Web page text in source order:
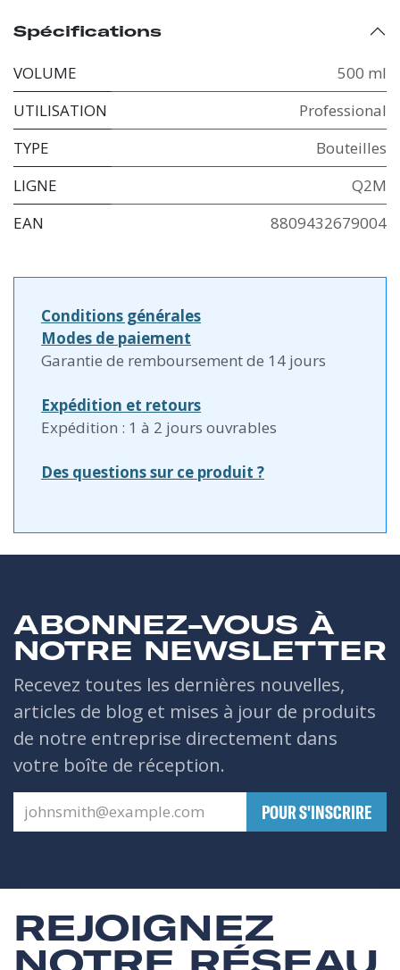
Spécifications
VOLUME
500 ml
UTILISATION
Professional
TYPE
Bouteilles
LIGNE
Q2M
EAN
8809432679004
Conditions générales
Modes de paiement
Garantie de remboursement de 14 jours
Expédition et retours
Expédition : 1 à 2 jours ouvrables
Des questions sur ce produit ?
ABONNEZ-VOUS À
NOTRE NEWSLETTER
Recevez toutes les dernières nouvelles,
articles de blog et mises à jour de produits
de notre entreprise directement dans
votre boîte de réception.
​POUR S'INSCRIRE
REJOIGNEZ